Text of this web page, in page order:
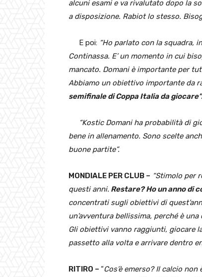
alcuni esami e va rivalutato dopo la
a disposizione. Rabiot lo stesso.
E poi: “Ho parlato con la squadra,
Continassa. E’ un momento in cui
mancato. Domani è importante per
Abbiamo un obiettivo importante da
semifinale di Coppa Italia da
“Kostic Domani ha probabilità di
bene in allenamento. Sono scelte
buone partite”.
MONDIALE PER CLUB – “Stimolo per
questi anni. Restare? Ho un anno di
concentrati sugli obiettivi di
un’avventura bellissima, perché è
Gli obiettivi vanno raggiunti, giocare
passetto alla volta e arrivare dentro
RITIRO – “Cos’è emerso? Il calcio